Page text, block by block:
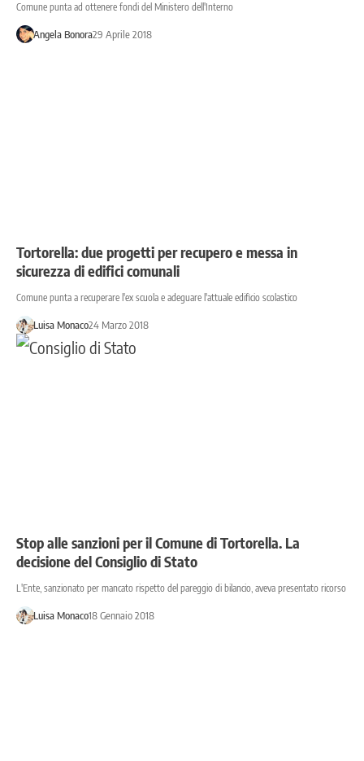
Comune punta ad ottenere fondi del Ministero dell'Interno
Angela Bonora29 Aprile 2018
Tortorella: due progetti per recupero e messa in
sicurezza di edifici comunali
Comune punta a recuperare l'ex scuola e adeguare l'attuale edificio scolastico
Luisa Monaco24 Marzo 2018
Stop alle sanzioni per il Comune di Tortorella. La
decisione del Consiglio di Stato
L'Ente, sanzionato per mancato rispetto del pareggio di bilancio, aveva presentato ricorso
Luisa Monaco18 Gennaio 2018